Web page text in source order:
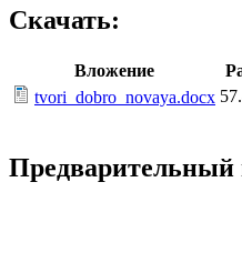
Скачать:
Вложение
tvori_dobro_novaya.docx
Предварительный